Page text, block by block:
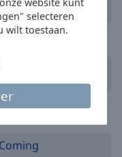
selecteren
wilt toestaan.